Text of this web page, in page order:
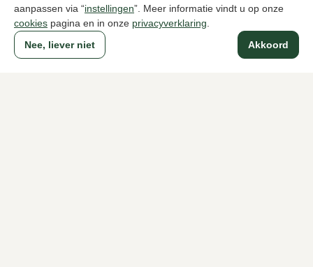
aanpassen via “instellingen”. Meer informatie vindt u op onze
cookies pagina en in onze privacyverklaring
Akkoord
Nee, liever niet
Naar alle producten